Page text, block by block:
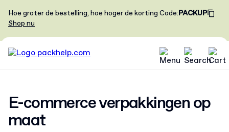
Hoe groter de bestelling, hoe hoger de korting Code:PACKUP
Shop nu
E-commerce verpakkingen op
maat